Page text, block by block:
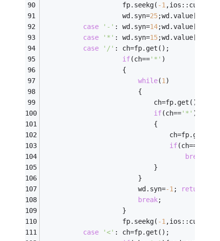
			        fp.seekg(
-1 ,ios::cur);
		            wd.syn=
25;wd.value[
case
'-' : wd.syn=14;wd.value[
case
'*' : wd.syn=15;wd.value[
case
'/' : ch=fp.get();
if(ch=='*' )
					{
while(1 )
						{
							ch=fp.get();
if(ch=='*' )
							{
								ch=fp.get();
if(ch==
break
							}
						}
						wd.syn=
-1 ; return
break;
					}
                    fp.seekg(
-1
case
'<' : ch=fp.get();